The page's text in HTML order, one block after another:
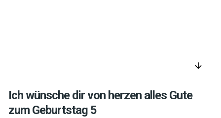
arrow_downward
Ich wünsche dir von herzen alles Gute
zum Geburtstag 5